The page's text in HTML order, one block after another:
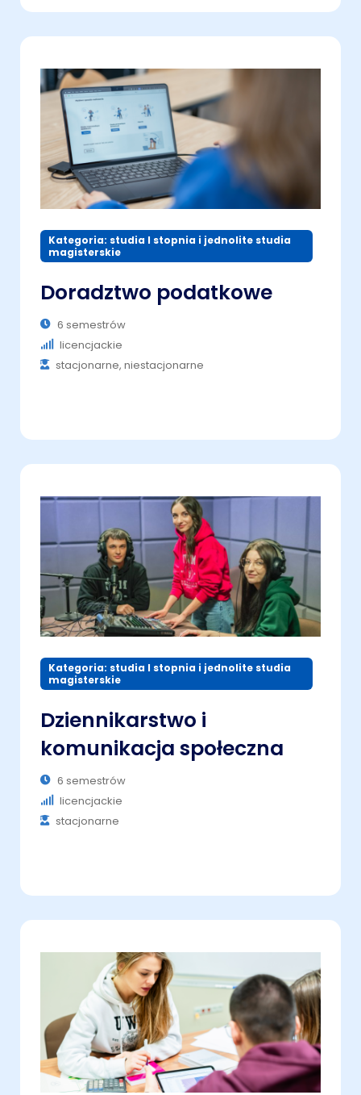
Kategoria: studia I stopnia i jednolite studia
magisterskie
Doradztwo podatkowe
6 semestrów
licencjackie
stacjonarne, niestacjonarne
Kategoria: studia I stopnia i jednolite studia
magisterskie
Dziennikarstwo i
komunikacja społeczna
6 semestrów
licencjackie
stacjonarne